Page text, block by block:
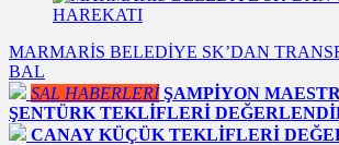
MARMARİS BELEDİYE SK’DAN
BAL
SAL HABERLERİ ŞAMPİYON
ŞENTÜRK TEKLİFLERİ
CANAY KÜÇÜK TEKLİFLERİ